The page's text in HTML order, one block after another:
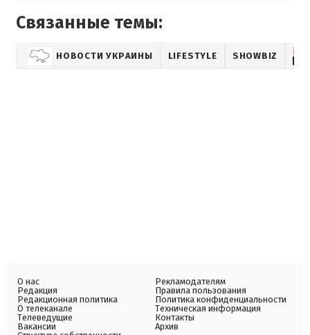
Связанные темы:
НОВОСТИ УКРАИНЫ LIFESTYLE SHOWBIZ
О нас
Редакция
Редакционная политика
О телеканале
Телеведущие
Вакансии
Рекламодателям
Правила пользования
Политика конфиденциальности
Техническая информация
Контакты
Архив